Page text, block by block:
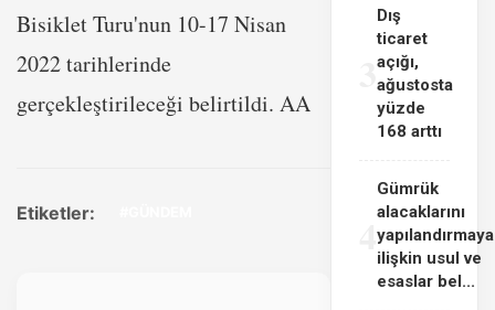
Bisiklet Turu'nun 10-17 Nisan
2022 tarihlerinde
gerçekleştirileceği belirtildi. AA
Etiketler:
3
Dış
ticaret
açığı,
ağustosta
yüzde
168 arttı
4
Gümrük
alacaklarını
yapılandırmaya
ilişkin usul ve
esaslar bel...